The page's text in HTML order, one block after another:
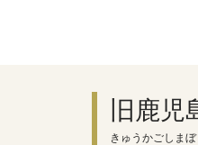
旧鹿児
きゅうかごしま